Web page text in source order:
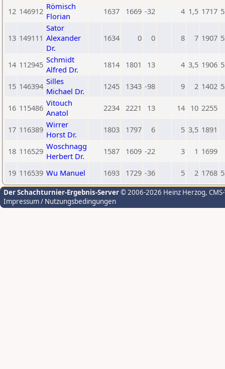
12 146912 Römisch
Florian
1637 1669 -32 4 1,5 1717
13 149111
Sator
Alexander
Dr.
1634 0 0 8 7 1907
14 112945 Schmidt
Alfred Dr.
1814 1801 13 4 3,5 1906
15 146394 Silles
Michael Dr.
1245 1343 -98 9 2 1402
16 115486 Vitouch
Anatol
2234 2221 13 14 10 2255
17 116389 Wirrer
Horst Dr.
1803 1797 6 5 3,5 1891
18 116529 Woschnagg
Herbert Dr.
1587 1609 -22 3 1 1699
19 116539 Wu Manuel 1693 1729 -36 5 2 1768
Der Schachturnier-Ergebnis-Server© 2006-2026 Heinz Herzog,
Impressum / Nutzungsbedingungen